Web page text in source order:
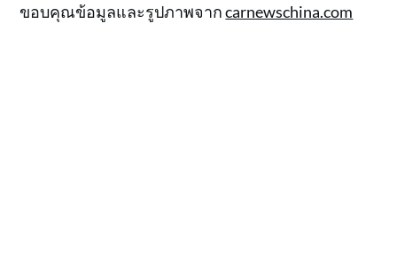
ขอบคุณข้อมูลและรูปภาพจากcarnewschina.com